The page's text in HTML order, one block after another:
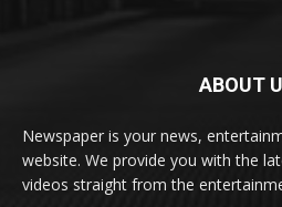
ABOUT
Newspaper is your news,
website. We provide you with the
videos straight from the